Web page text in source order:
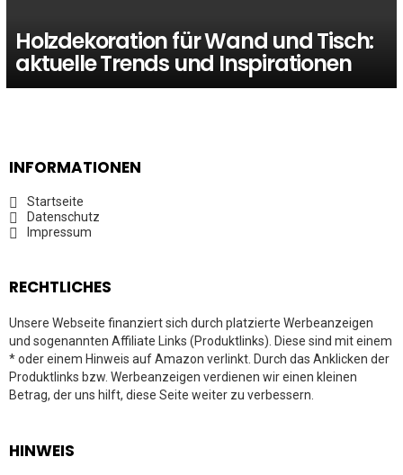
Holzdekoration für Wand und Tisch:
aktuelle Trends und Inspirationen
INFORMATIONEN
Startseite
Datenschutz
Impressum
RECHTLICHES
Unsere Webseite finanziert sich durch platzierte Werbeanzeigen
und sogenannten Affiliate Links (Produktlinks). Diese sind mit einem
* oder einem Hinweis auf Amazon verlinkt. Durch das Anklicken der
Produktlinks bzw. Werbeanzeigen verdienen wir einen kleinen
Betrag, der uns hilft, diese Seite weiter zu verbessern.
HINWEIS